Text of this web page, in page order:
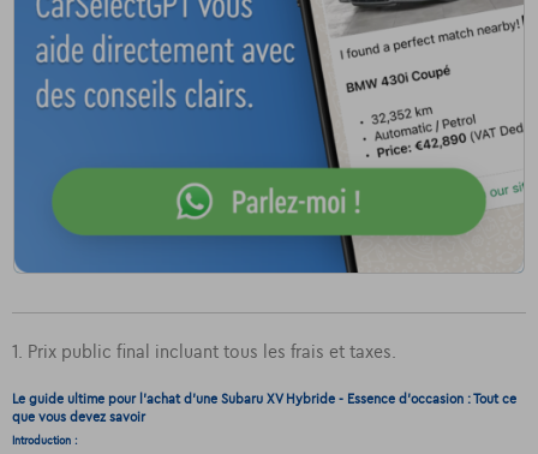
1. Prix public final incluant tous les frais et taxes.
Le guide ultime pour l'achat d'une Subaru XV Hybride - Essence d’occasion : Tout ce
que vous devez savoir
Introduction :